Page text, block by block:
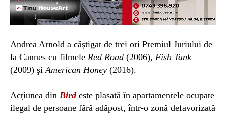
Andrea Arnold a câştigat de trei ori Premiul Juriului de
la Cannes cu filmele Red Road (2006), Fish Tank
(2009) şiAmerican Honey (2016).
Acţiunea din Birdeste plasată în apartamentele ocupate
ilegal de persoane fără adăpost, într-o zonă defavorizată